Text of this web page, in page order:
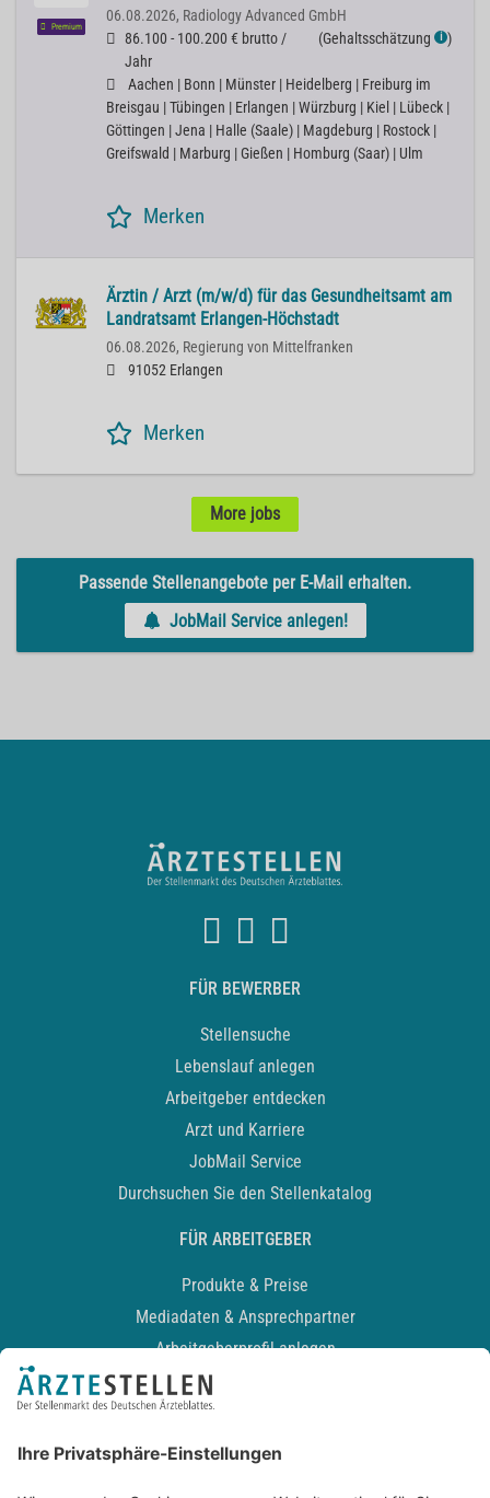
Premium
06.08.2026, Radiology Advanced GmbH
86.100 - 100.200 € brutto /
Jahr
(Gehaltsschätzung ℹ )
Aachen | Bonn | Münster | Heidelberg | Freiburg im
Breisgau | Tübingen | Erlangen | Würzburg | Kiel | Lübeck |
Göttingen | Jena | Halle (Saale) | Magdeburg | Rostock |
Greifswald | Marburg | Gießen | Homburg (Saar) | Ulm
Merken
Ärztin / Arzt (m/w/d) für das Gesundheitsamt am
Landratsamt Erlangen-Höchstadt
06.08.2026, Regierung von Mittelfranken
91052 Erlangen
Merken
More jobs
Passende Stellenangebote per E-Mail erhalten.
JobMail Service anlegen!
FÜR BEWERBER
Stellensuche
Lebenslauf anlegen
Arbeitgeber entdecken
Arzt und Karriere
JobMail Service
Durchsuchen Sie den Stellenkatalog
FÜR ARBEITGEBER
Produkte & Preise
Mediadaten & Ansprechpartner
Arbeitgeberprofil anlegen
Recruiting-Podcast